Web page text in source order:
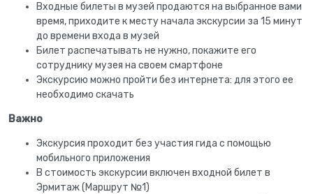
Входные билеты в музей продаются на выбранное вами
время, приходите к месту начала экскурсии за 15 минут
до времени входа в музей
Билет распечатывать не нужно, покажите его
сотруднику музея на своем смартфоне
Экскурсию можно пройти без интернета: для этого ее
необходимо скачать
Важно
Экскурсия проходит без участия гида с помощью
мобильного приложения
В стоимость экскурсии включен входной билет в
Эрмитаж (Маршрут №1)